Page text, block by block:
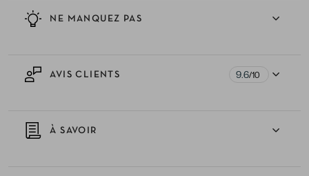
NE MANQUEZ PAS
AVIS CLIENTS 9.6/10
À SAVOIR